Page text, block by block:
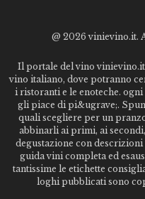
@ 2026 vinievino.it.
Il portale del vino
vino italiano, dove potranno
i ristoranti e le enoteche.
gli piace di pi&ugrave;.
quali scegliere per un
abbinarli ai primi, ai
degustazione con
guida vini completa ed
tantissime le etichette
loghi pubblicati sono